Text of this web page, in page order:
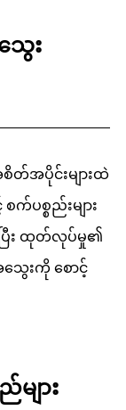
ေး
အပိုင်းများထဲ
ပစ္စည်းများ
ြီး ထုတ်လုပ်မှု၏
းကို စောင့်
ျား